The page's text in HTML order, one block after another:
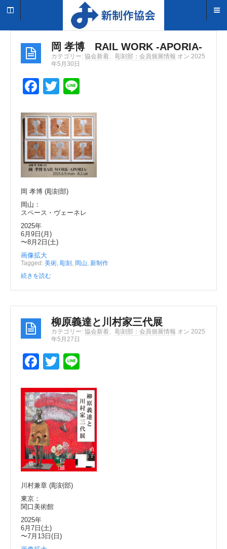
岡 孝博 RAIL WORK -APORIA-
カテゴリー: 協会新着、 彫刻部：会員個展情報 オン 2025
年5月30日
F
c
e
b
o
o
k
T
tt
er
e
岡 孝博 (彫刻部)
岡山：
スペース・ヴェーネレ
2025年
6月9日(月)
〜8月2日(土)
画像拡大
Tagged: 美術, 彫刻 , 岡山, 新制作
続きを読む
柳原義達と川村家三代展
カテゴリー: 協会新着、 彫刻部：会員個展情報 オン 2025
年5月27日
F
c
e
b
o
o
k
T
tt
er
e
川村兼章 (彫刻部)
東京：
関口美術館
2025年
6月7日(土)
〜7月13日(日)